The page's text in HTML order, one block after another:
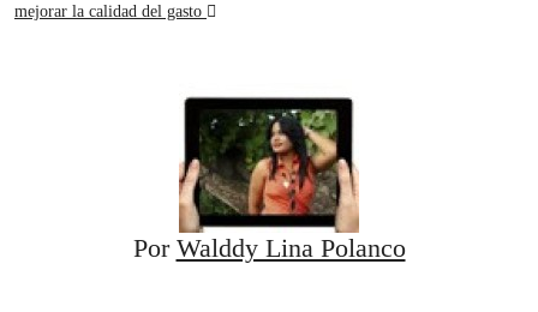
mejorar la calidad del gasto
Por Walddy Lina Polanco